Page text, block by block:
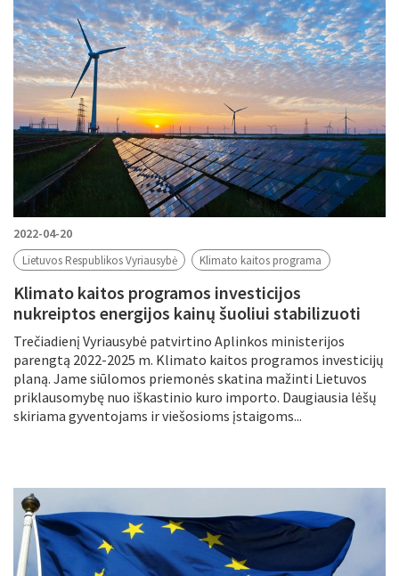
2022-04-20
Lietuvos Respublikos Vyriausybė Klimato kaitos programa
Klimato kaitos programos investicijos
nukreiptos energijos kainų šuoliui stabilizuoti
Trečiadienį Vyriausybė patvirtino Aplinkos ministerijos
parengtą 2022-2025 m. Klimato kaitos programos investicijų
planą. Jame siūlomos priemonės skatina mažinti Lietuvos
priklausomybę nuo iškastinio kuro importo. Daugiausia lėšų
skiriama gyventojams ir viešosioms įstaigoms...